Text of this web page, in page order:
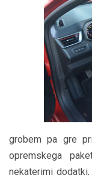
grobem pa gre
opremskega
nekaterimi